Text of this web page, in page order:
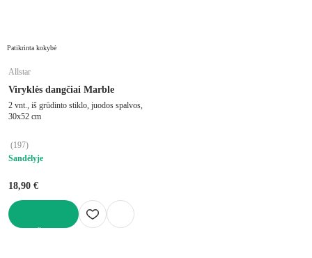
Patikrinta kokybė
Allstar
Viryklės dangčiai Marble
2 vnt., iš grūdinto stiklo, juodos spalvos,
30x52 cm
(197)
Sandėlyje
18,90 €